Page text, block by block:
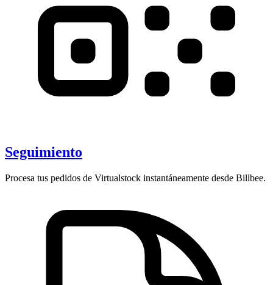
Seguimiento
Procesa tus pedidos de Virtualstock instantáneamente desde Billbee.